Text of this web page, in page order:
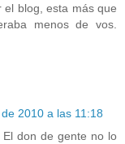
el blog, esta más que
menos de vos.
2010 a las 11:18
don de gente no lo